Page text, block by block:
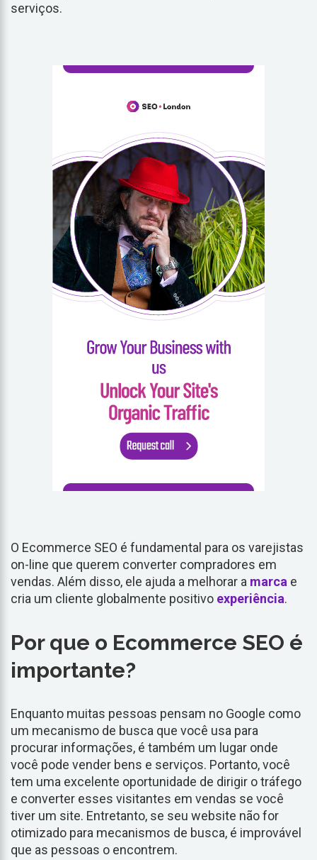
serviços.
O Ecommerce SEO é fundamental para os varejistas
on-line que querem converter compradores em
vendas. Além disso, ele ajuda a melhorar a marca e
cria um cliente globalmente positivo experiência.
Por que o Ecommerce SEO é
importante?
Enquanto muitas pessoas pensam no Google como
um mecanismo de busca que você usa para
procurar informações, é também um lugar onde
você pode vender bens e serviços. Portanto, você
tem uma excelente oportunidade de dirigir o tráfego
e converter esses visitantes em vendas se você
tiver um site. Entretanto, se seu website não for
otimizado para mecanismos de busca, é improvável
que as pessoas o encontrem.